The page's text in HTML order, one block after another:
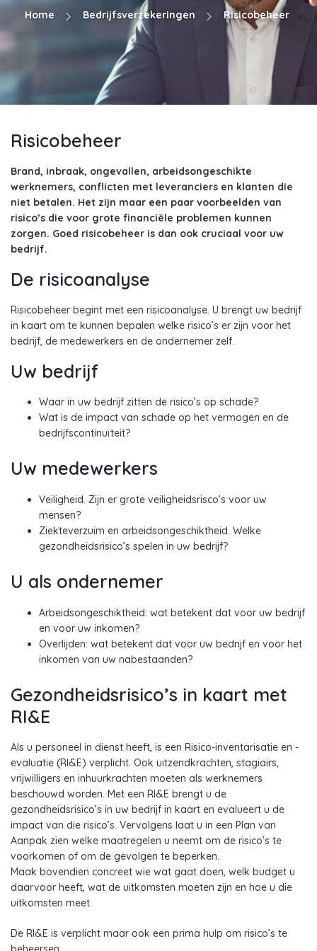
Home Bedrijfsverzekeringen Risicobeheer
Risicobeheer
Brand, inbraak, ongevallen, arbeidsongeschikte
werknemers, conflicten met leveranciers en klanten die
niet betalen. Het zijn maar een paar voorbeelden van
risico’s die voor grote financiële problemen kunnen
zorgen. Goed risicobeheer is dan ook cruciaal voor uw
bedrijf.
De risicoanalyse
Risicobeheer begint met een risicoanalyse. U brengt uw bedrijf
in kaart om te kunnen bepalen welke risico’s er zijn voor het
bedrijf, de medewerkers en de ondernemer zelf.
Uw bedrijf
Waar in uw bedrijf zitten de risico’s op schade?
Wat is de impact van schade op het vermogen en de
bedrijfscontinuïteit?
Uw medewerkers
Veiligheid. Zijn er grote veiligheidsrisco’s voor uw
mensen?
Ziekteverzuim en arbeidsongeschiktheid. Welke
gezondheidsrisico’s spelen in uw bedrijf?
U als ondernemer
Arbeidsongeschiktheid: wat betekent dat voor uw bedrijf
en voor uw inkomen?
Overlijden: wat betekent dat voor uw bedrijf en voor het
inkomen van uw nabestaanden?
Gezondheidsrisico’s in kaart met
RI&E
Als u personeel in dienst heeft, is een Risico-inventarisatie en -
evaluatie (RI&E) verplicht. Ook uitzendkrachten, stagiairs,
vrijwilligers en inhuurkrachten moeten als werknemers
beschouwd worden. Met een RI&E brengt u de
gezondheidsrisico’s in uw bedrijf in kaart en evalueert u de
impact van die risico’s. Vervolgens laat u in een Plan van
Aanpak zien welke maatregelen u neemt om de risico’s te
voorkomen of om de gevolgen te beperken.
Maak bovendien concreet wie wat gaat doen, welk budget u
daarvoor heeft, wat de uitkomsten moeten zijn en hoe u die
uitkomsten meet.
De RI&E is verplicht maar ook een prima hulp om risico’s te